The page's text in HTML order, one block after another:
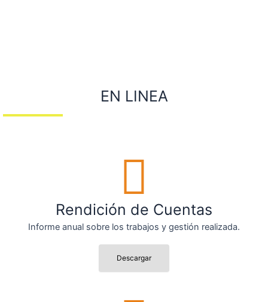
EN LINEA
Rendición de Cuentas
Informe anual sobre los trabajos y gestión realizada.
Descargar